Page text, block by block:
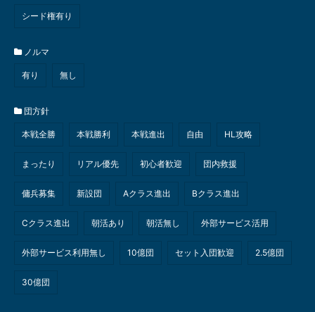
シード権有り
ノルマ
有り 無し
団方針
本戦全勝 本戦勝利 本戦進出 自由 HL攻略
まったり リアル優先 初心者歓迎 団内救援
傭兵募集 新設団 Aクラス進出 Bクラス進出
Cクラス進出 朝活あり 朝活無し 外部サービス活用
外部サービス利用無し 10億団 セット入団歓迎 2.5億団
30億団